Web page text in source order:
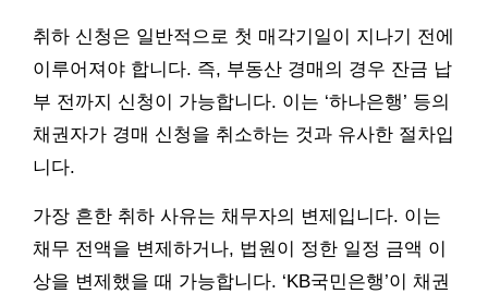
취하 신청은 일반적으로 첫 매각기일이 지나기 전에
이루어져야 합니다. 즉, 부동산 경매의 경우 잔금 납
부 전까지 신청이 가능합니다. 이는 ‘하나은행’ 등의
채권자가 경매 신청을 취소하는 것과 유사한 절차입
니다.
가장 흔한 취하 사유는 채무자의 변제입니다. 이는
채무 전액을 변제하거나, 법원이 정한 일정 금액 이
상을 변제했을 때 가능합니다. ‘KB국민은행’이 채권